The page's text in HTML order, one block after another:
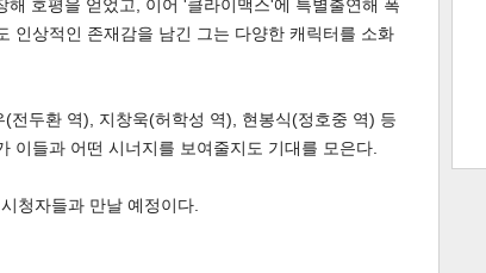
호평을 얻었고, 이어 '클라이맥스'에 특별출연해 폭
인상적인 존재감을 남긴 그는 다양한 캐릭터를 소화
전두환 역), 지창욱(허학성 역), 현봉식(정호중 역) 등
이들과 어떤 시너지를 보여줄지도 기대를 모은다.
청자들과 만날 예정이다.